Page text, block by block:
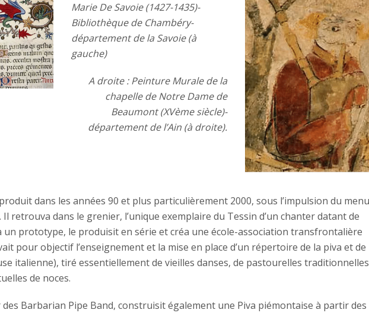
Marie De Savoie (1427-1435)-
Bibliothèque de Chambéry-
département de la Savoie (à
gauche)
A droite : Peinture Murale de la
chapelle de Notre Dame de
Beaumont (XVème siècle)-
département de l’Ain (à droite).
dans les années 90 et plus particulièrement 2000, sous l’impulsion du
retrouva dans le grenier, l’unique exemplaire du Tessin d’un chanter datant de
un prototype, le produisit en série et créa une école-association transfrontalière
pour objectif l’enseignement et la mise en place d’un répertoire de la piva et de
italienne), tiré essentiellement de vieilles danses, de pastourelles
de noces.
Barbarian Pipe Band, construisit également une Piva piémontaise à partir des